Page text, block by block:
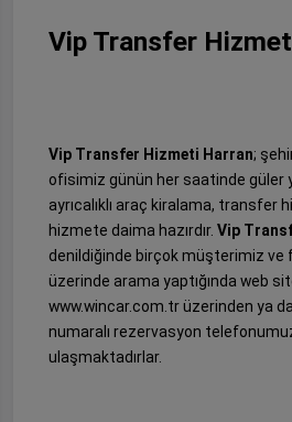
Vip Transfer
Vip Transfer Hizmeti Harran;
ofisimiz günün her saatinde güler
ayrıcalıklı araç kiralama, transfer
hizmete daima hazırdır. Vip
denildiğinde birçok müşterimiz ve
üzerinde arama yaptığında web
www.wincar.com.tr üzerinden ya
numaralı rezervasyon
ulaşmaktadırlar.